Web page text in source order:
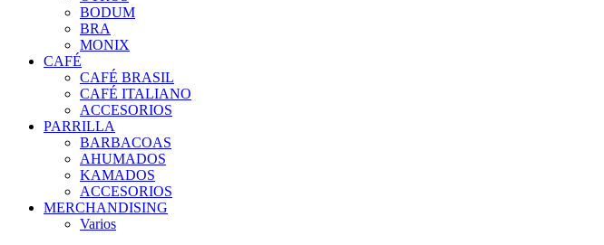
BODUM
BRA
MONIX
CAFÉ
CAFÉ BRASIL
CAFÉ ITALIANO
ACCESORIOS
PARRILLA
BARBACOAS
AHUMADOS
KAMADOS
ACCESORIOS
MERCHANDISING
Varios